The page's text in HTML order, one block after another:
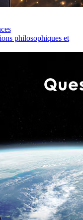
philosophiques et